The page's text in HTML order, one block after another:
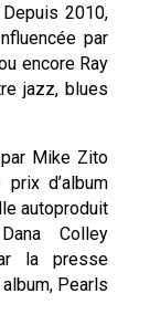
2010,
par
encore Ray
jazz, blues
Mike Zito
d’album
autoproduit
Colley
la presse
Pearls